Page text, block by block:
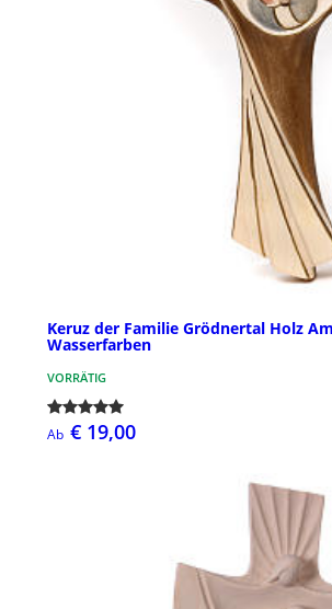
Keruz der Familie Grödnertal Holz
Wasserfarben
VORRÄTIG
Ab € 19,00